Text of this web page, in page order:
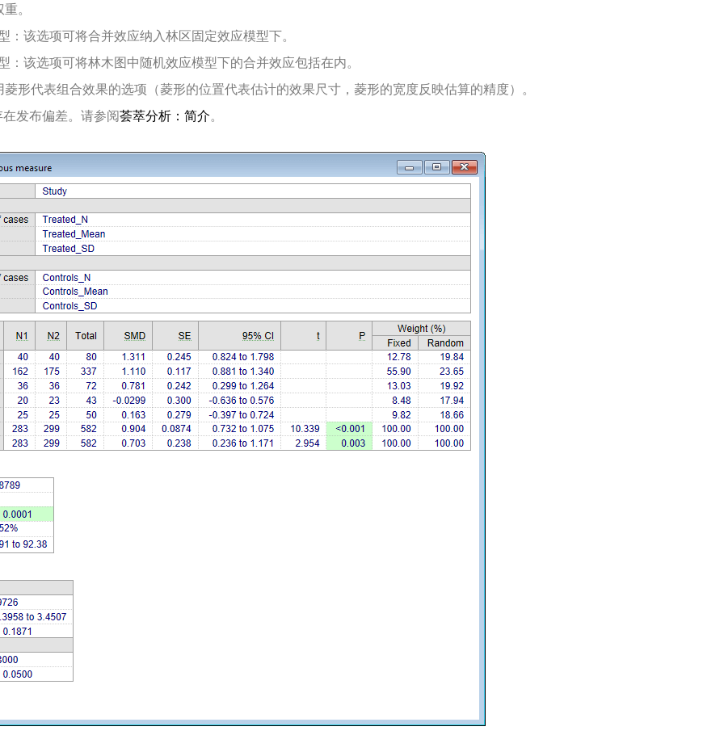
。
：该选项可将合并效应纳入林区固定效应模型下。
：该选项可将林木图中随机效应模型下的合并效应包括在内。
形代表组合效果的选项（菱形的位置代表估计的效果尺寸，菱形的宽度反映估算的精度）。
发布偏差。请参阅荟萃分析：简介。